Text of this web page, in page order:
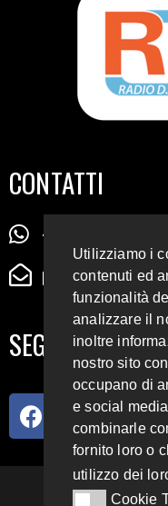
CONTATTI
+39 345 72 72
SEGUICI SUI
Utilizziamo i
contenuti ed
funzionalità
analizzare il
inoltre
nostro sito
occupano di
e social
combinarle
fornito loro o
utilizzo dei
CookieCookie